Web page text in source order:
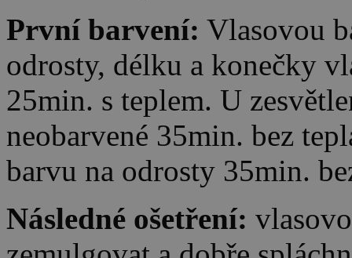
První barvení: Vlasovou
odrosty, délku a konečky
25min. s teplem. U
neobarvené 35min. bez
barvu na odrosty 35min.
Následné ošetření: